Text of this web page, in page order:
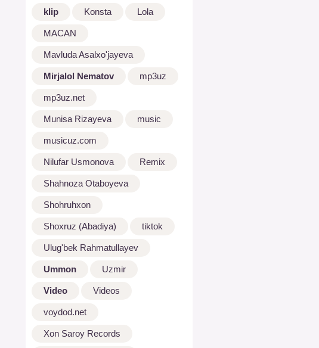
klip Konsta Lola
MACAN
Mavluda Asalxo'jayeva
Mirjalol Nematov mp3uz
mp3uz.net
Munisa Rizayeva music
musicuz.com
Nilufar Usmonova Remix
Shahnoza Otaboyeva
Shohruhxon
Shoxruz (Abadiya) tiktok
Ulug'bek Rahmatullayev
Ummon Uzmir
Video Videos
voydod.net
Xon Saroy Records